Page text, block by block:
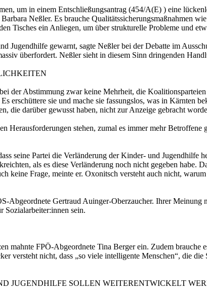
um in einem Entschließungsantrag (454/A(E) ) eine
Neßler. Es brauche Qualitätssicherungsmaßnahmen
Tisches ein Anliegen, um über strukturelle Probleme und
Jugendhilfe gewarnt, sagte Neßler bei der Debatte im
überfordert. Neßler sieht in diesem Sinn dringenden
der Abstimmung zwar keine Mehrheit, die
erschüttere sie und mache sie fassungslos, was in Kärnten
die darüber gewusst haben, nicht zur Anzeige gebracht
Herausforderungen stehen, zumal es immer mehr
seine Partei die Verländerung der Kinder- und Jugendhilfe
als es diese Verländerung noch nicht gegeben habe.
keine Frage, meinte er. Oxonitsch versteht auch nicht,
Abgeordnete Gertraud Auinger-Oberzaucher. Ihrer
Sozialarbeiter:innen sein.
mahnte FPÖ-Abgeordnete Tina Berger ein. Zudem brauche
versteht nicht, dass „so viele intelligente Menschen“, die
JUGENDHILFE SOLLEN WEITERENTWICKELT